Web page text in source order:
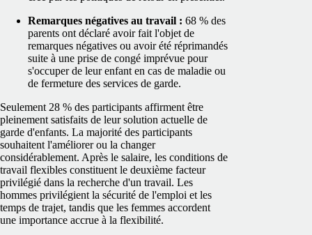
Remarques négatives au travail : 68 % des
parents ont déclaré avoir fait l'objet de
remarques négatives ou avoir été réprimandés
suite à une prise de congé imprévue pour
s'occuper de leur enfant en cas de maladie ou
de fermeture des services de garde.
Seulement 28 % des participants affirment être
pleinement satisfaits de leur solution actuelle de
garde d'enfants. La majorité des participants
souhaitent l'améliorer ou la changer
considérablement. Après le salaire, les conditions de
travail flexibles constituent le deuxième facteur
privilégié dans la recherche d'un travail. Les
hommes privilégient la sécurité de l'emploi et les
temps de trajet, tandis que les femmes accordent
une importance accrue à la flexibilité.